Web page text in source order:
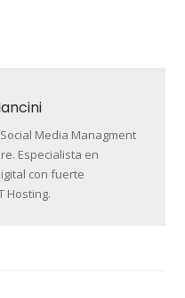
Media Managment
Especialista en
con fuerte
Hosting.